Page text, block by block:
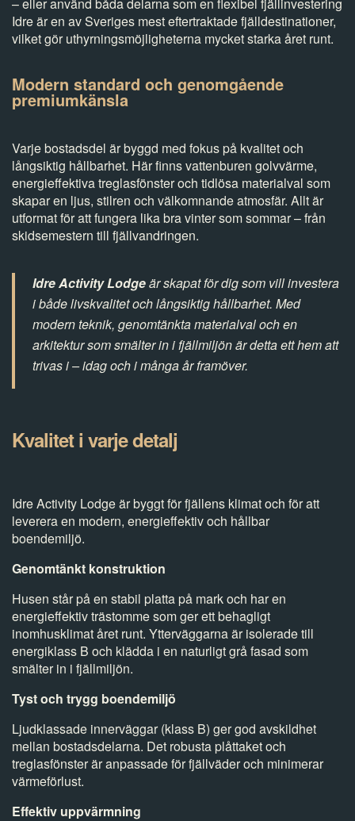
Idre är en av Sveriges mest eftertraktade fjälldestinationer,
vilket gör uthyrningsmöjligheterna mycket starka året runt.
Modern standard och genomgående
premiumkänsla
Varje bostadsdel är byggd med fokus på kvalitet och
långsiktig hållbarhet. Här finns vattenburen golvvärme,
energieffektiva treglasfönster och tidlösa materialval som
skapar en ljus, stilren och välkomnande atmosfär. Allt är
utformat för att fungera lika bra vinter som sommar – från
skidsemestern till fjällvandringen.
Idre Activity Lodgeär skapat för dig som vill investera
i både livskvalitet och långsiktig hållbarhet. Med
modern teknik, genomtänkta materialval och en
arkitektur som smälter in i fjällmiljön är detta ett hem att
trivas i – idag och i många år framöver.
Kvalitet i varje detalj
Idre Activity Lodge är byggt för fjällens klimat och för att
leverera en modern, energieffektiv och hållbar
boendemiljö.
Genomtänkt konstruktion
Husen står på en stabil platta på mark och har en
energieffektiv trästomme som ger ett behagligt
inomhusklimat året runt. Ytterväggarna är isolerade till
energiklass B och klädda i en naturligt grå fasad som
smälter in i fjällmiljön.
Tyst och trygg boendemiljö
Ljudklassade innerväggar (klass B) ger god avskildhet
mellan bostadsdelarna. Det robusta plåttaket och
treglasfönster är anpassade för fjällväder och minimerar
värmeförlust.
Effektiv uppvärmning